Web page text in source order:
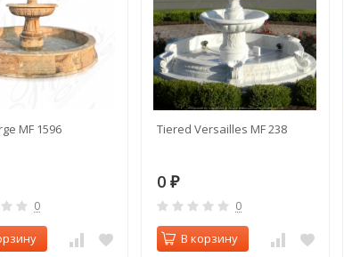
MF 1596
0
Tiered Versailles MF 238
0 ₽
0
В корзину